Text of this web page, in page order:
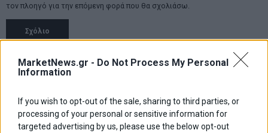
MarketNews.gr - Do Not Process My Personal
Information
If you wish to opt-out of the sale, sharing to third parties, or
processing of your personal or sensitive information for
targeted advertising by us, please use the below opt-out
τον πλοηγό για την επόμενη φορά που θα σχολιάσω.
Πλοήγηση
ΠΡΟΗΓΟΥΜΕΝΟ ΑΡΘΡΟ
Previous
ΕΤΕ: Απορροφήθηκε μόνο
ΕΠΟΜΕΝΟ ΑΡΘΡΟ
ΑΡΘΡΟΓΡΑΦΟΙ